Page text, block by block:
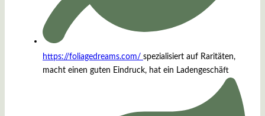
https://foliagedreams.com/ spezialisiert auf Raritäten,
macht einen guten Eindruck, hat ein Ladengeschäft